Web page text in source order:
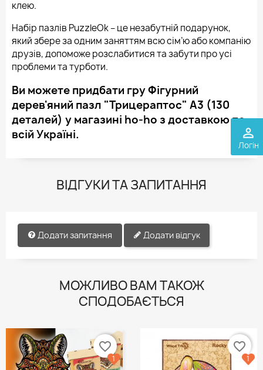
perm_identity
Логін
клею.
Набір пазлів PuzzleOk – це незабутній подарунок,
який збере за одним заняттям всю сім’ю або компанію
друзів, допоможе розслабитися та забути про усі
проблеми та турботи.
Ви можете придбати гру Фігурний
дерев'яний пазл "Трицераптос" А3 (130
деталей) у магазині ho-ho з доставкою по
всій Україні.
ВІДГУКИ ТА ЗАПИТАННЯ
Додати запитання Додати відгук
МОЖЛИВО ВАМ ТАКОЖ
СПОДОБАЄТЬСЯ
favorite_border
1
favorite_border
1